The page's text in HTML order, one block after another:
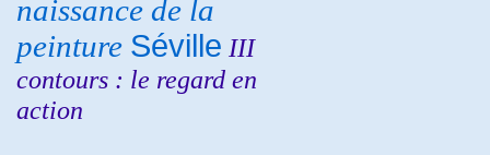
naissance de la
peinture Séville III
contours : le regard en
action